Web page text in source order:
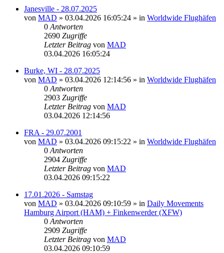
Janesville - 28.07.2025
von MAD » 03.04.2026 16:05:24 » in Worldwide Flughäfen
0 Antworten
2690 Zugriffe
Letzter Beitrag von MAD
03.04.2026 16:05:24
Burke, WI - 28.07.2025
von MAD » 03.04.2026 12:14:56 » in Worldwide Flughäfen
0 Antworten
2903 Zugriffe
Letzter Beitrag von MAD
03.04.2026 12:14:56
FRA - 29.07.2001
von MAD » 03.04.2026 09:15:22 » in Worldwide Flughäfen
0 Antworten
2904 Zugriffe
Letzter Beitrag von MAD
03.04.2026 09:15:22
17.01.2026 - Samstag
von MAD » 03.04.2026 09:10:59 » in Daily Movements
Hamburg Airport (HAM) + Finkenwerder (XFW)
0 Antworten
2909 Zugriffe
Letzter Beitrag von MAD
03.04.2026 09:10:59